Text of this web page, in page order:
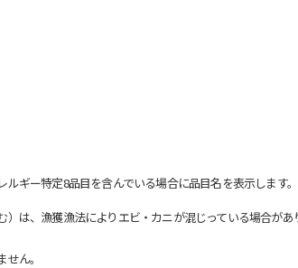
ギー特定8品目を含んでいる場合に品目名を表示します。
、漁獲漁法によりエビ・カニが混じっている場合が
ん。